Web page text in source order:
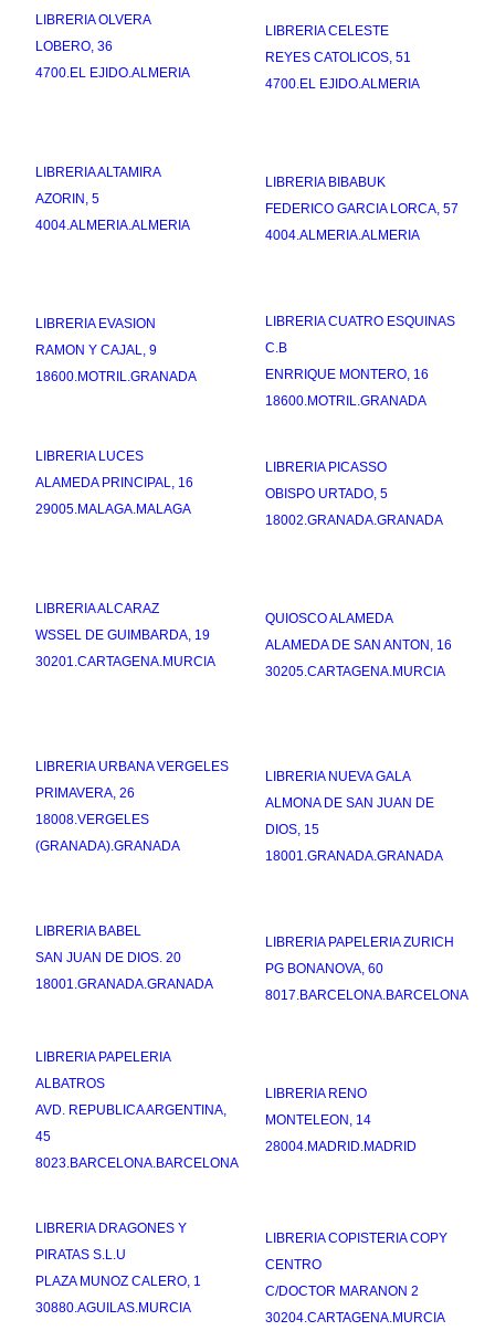
LIBRERIA OLVERA
LOBERO, 36
4700.EL EJIDO.ALMERIA
LIBRERIA CELESTE
REYES CATOLICOS, 51
4700.EL EJIDO.ALMERIA
LIBRERIA ALTAMIRA
AZORIN, 5
4004.ALMERIA.ALMERIA
LIBRERIA BIBABUK
FEDERICO GARCIA LORCA, 57
4004.ALMERIA.ALMERIA
LIBRERIA EVASION
RAMON Y CAJAL, 9
18600.MOTRIL.GRANADA
LIBRERIA CUATRO ESQUINAS
C.B
ENRRIQUE MONTERO, 16
18600.MOTRIL.GRANADA
LIBRERIA LUCES
ALAMEDA PRINCIPAL, 16
29005.MALAGA.MALAGA
LIBRERIA PICASSO
OBISPO URTADO, 5
18002.GRANADA.GRANADA
LIBRERIA ALCARAZ
WSSEL DE GUIMBARDA, 19
30201.CARTAGENA.MURCIA
QUIOSCO ALAMEDA
ALAMEDA DE SAN ANTON, 16
30205.CARTAGENA.MURCIA
LIBRERIA URBANA VERGELES
PRIMAVERA, 26
18008.VERGELES
(GRANADA).GRANADA
LIBRERIA NUEVA GALA
ALMONA DE SAN JUAN DE
DIOS, 15
18001.GRANADA.GRANADA
LIBRERIA BABEL
SAN JUAN DE DIOS. 20
18001.GRANADA.GRANADA
LIBRERIA PAPELERIA ZURICH
PG BONANOVA, 60
8017.BARCELONA.BARCELONA
LIBRERIA PAPELERIA
ALBATROS
AVD. REPUBLICA ARGENTINA,
45
8023.BARCELONA.BARCELONA
LIBRERIA RENO
MONTELEON, 14
28004.MADRID.MADRID
LIBRERIA DRAGONES Y
PIRATAS S.L.U
PLAZA MUNOZ CALERO, 1
30880.AGUILAS.MURCIA
LIBRERIA COPISTERIA COPY
CENTRO
C/DOCTOR MARANON 2
30204.CARTAGENA.MURCIA